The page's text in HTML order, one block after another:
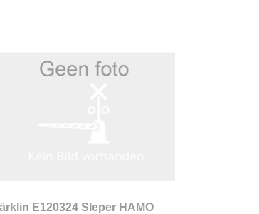
E120324 Sleper HAMO